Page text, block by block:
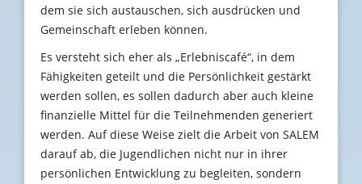
dem sie sich austauschen, sich ausdrücken und
Gemeinschaft erleben können.
Es versteht sich eher als „Erlebniscafé“, in dem
Fähigkeiten geteilt und die Persönlichkeit gestärkt
werden sollen, es sollen dadurch aber auch kleine
finanzielle Mittel für die Teilnehmenden generiert
werden. Auf diese Weise zielt die Arbeit von SALEM
darauf ab, die Jugendlichen nicht nur in ihrer
persönlichen Entwicklung zu begleiten, sondern